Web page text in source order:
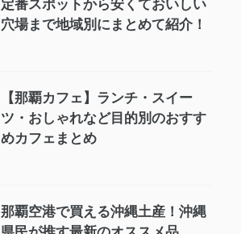
定番スポットから安くておいしい
穴場まで地域別にまとめて紹介！
【那覇カフェ】ランチ・スイー
ツ・おしゃれなど目的別のおすす
めカフェまとめ
那覇空港で買える沖縄土産！沖縄